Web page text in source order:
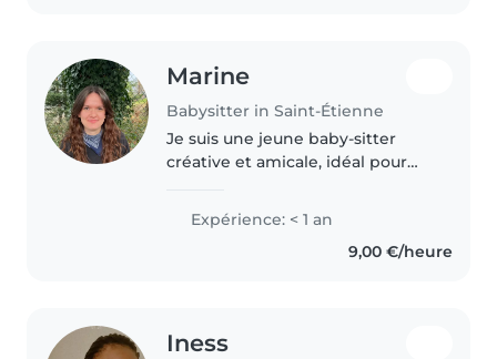
Marine
Babysitter in Saint-Étienne
Je suis une jeune baby-sitter
créative et amicale, idéal pour
ans. Actuellement en BTS
agencement, je suis passionnée
par le dessin, les travaux
Expérience: < 1 an
9,00 €/heure
Iness